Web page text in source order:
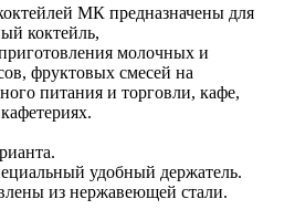
МК предназначены для
коктейль,
молочных и
фруктовых смесей на
питания и торговли, кафе,
удобный держатель.
из нержавеющей стали.